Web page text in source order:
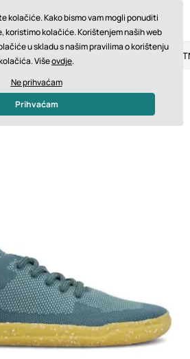
Brza dostava od 200 €
kolačiće. Kako bismo vam mogli ponuditi
koristimo kolačiće. Korištenjem naših web
u skladu s našim pravilima o korištenju
Višeovdje.
Ne prihvaćam
Prihvaćam